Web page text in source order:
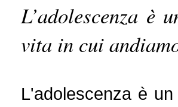
L’adolescenza è
vita in cui
L'adolescenza è